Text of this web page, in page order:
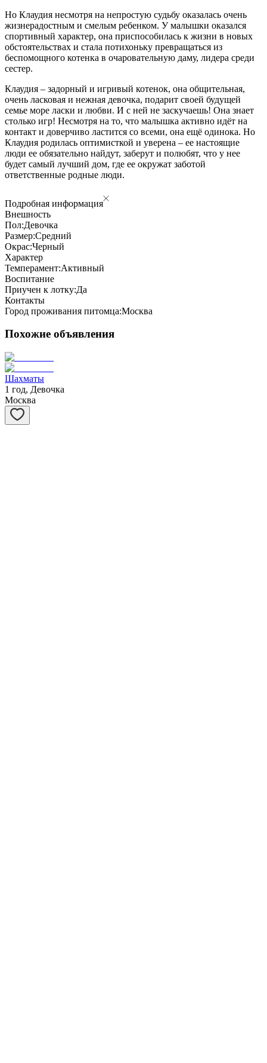
Но Клаудия несмотря на непростую судьбу оказалась очень
жизнерадостным и смелым ребенком. У малышки оказался
спортивный характер, она приспособилась к жизни в новых
обстоятельствах и стала потихоньку превращаться из
беспомощного котенка в очаровательную даму, лидера среди
сестер.
Клаудия – задорный и игривый котенок, она общительная,
очень ласковая и нежная девочка, подарит своей будущей
семье море ласки и любви. И с ней не заскучаешь! Она знает
столько игр! Несмотря на то, что малышка активно идёт на
контакт и доверчиво ластится со всеми, она ещё одинока. Но
Клаудия родилась оптимисткой и уверена – ее настоящие
люди ее обязательно найдут, заберут и полюбят, что у нее
будет самый лучший дом, где ее окружат заботой
ответственные родные люди.
Подробная информация
Внешность
Пол:Девочка
Размер:Средний
Окрас:Черный
Характер
Темперамент:Активный
Воспитание
Приучен к лотку:Да
Контакты
Город проживания питомца:Москва
Похожие объявления
Шахматы
1 год, Девочка
Москва